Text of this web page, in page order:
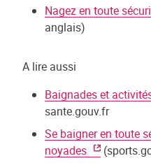
Nagez en toute
anglais)
A lire aussi
Baignades et
sante.gouv.fr
Se baigner en toute
noyades